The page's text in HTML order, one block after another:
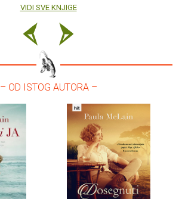
VIDI SVE KNJIGE
– OD ISTOG AUTORA –